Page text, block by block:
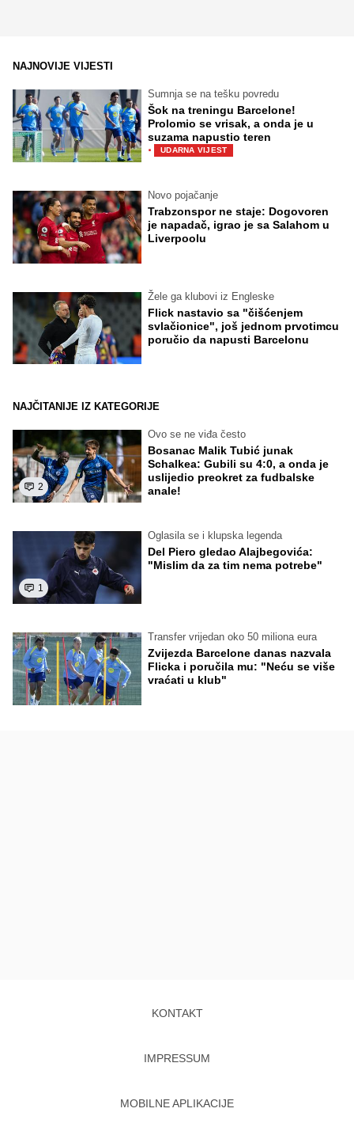
NAJNOVIJE VIJESTI
Sumnja se na tešku povredu
Šok na treningu Barcelone!
Prolomio se vrisak, a onda je u
suzama napustio teren
· UDARNA VIJEST
Novo pojačanje
Trabzonspor ne staje: Dogovoren
je napadač, igrao je sa Salahom u
Liverpoolu
Žele ga klubovi iz Engleske
Flick nastavio sa "čišćenjem
svlačionice", još jednom prvotimcu
poručio da napusti Barcelonu
NAJČITANIJE IZ KATEGORIJE
2
Ovo se ne viđa često
Bosanac Malik Tubić junak
Schalkea: Gubili su 4:0, a onda je
uslijedio preokret za fudbalske
anale!
1
Oglasila se i klupska legenda
Del Piero gledao Alajbegovića:
"Mislim da za tim nema potrebe"
Transfer vrijedan oko 50 miliona eura
Zvijezda Barcelone danas nazvala
Flicka i poručila mu: "Neću se više
vraćati u klub"
KONTAKT
IMPRESSUM
MOBILNE APLIKACIJE